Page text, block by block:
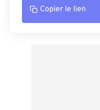
Copier le lien